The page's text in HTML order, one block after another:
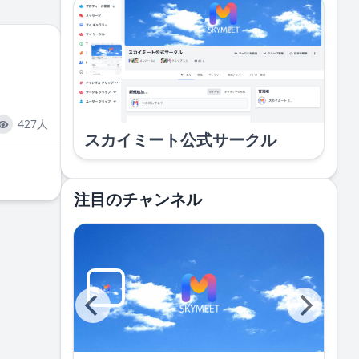
427人
スカイミート公式サークル
注目のチャンネル